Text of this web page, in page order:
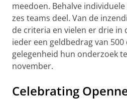
meedoen. Behalve
zes teams deel. Van de
de criteria en vielen er drie in
ieder een geldbedrag van
gelegenheid hun onderzoek
november.
Celebrating